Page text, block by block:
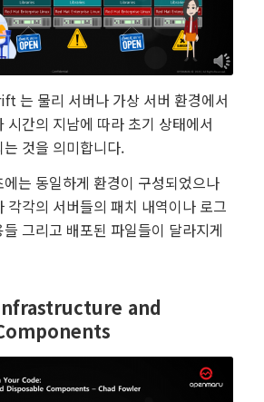
는 물리 서버나 가상 서버 환경에서
시간의 지남에 따라 초기 상태에서
것을 의미합니다.
는 동일하게 환경이 구성되었으나
각각의 서버들의 패치 내역이나 로그
그리고 배포된 파일들이 달라지게
and